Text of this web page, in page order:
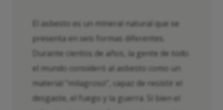
El asbesto es un mineral natural que se
presenta en seis formas diferentes.
Durante cientos de años, la gente de todo
el mundo consideró al asbesto como un
material “milagroso”, capaz de resistir el
desgaste, el fuego y la guerra. Si bien el